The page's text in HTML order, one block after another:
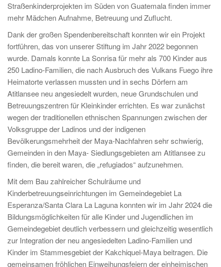
Straßenkinderprojekten im Süden von Guatemala finden immer
mehr Mädchen Aufnahme, Betreuung und Zuflucht.
Dank der großen Spendenbereitschaft konnten wir ein Projekt
fortführen, das von unserer Stiftung im Jahr 2022 begonnen
wurde. Damals konnte La Sonrisa für mehr als 700 Kinder aus
250 Ladino-Familien, die nach Ausbruch des Vulkans Fuego ihre
Heimatorte verlassen mussten und in sechs Dörfern am
Atitlansee neu angesiedelt wurden, neue Grundschulen und
Betreuungszentren für Kleinkinder errichten. Es war zunächst
wegen der traditionellen ethnischen Spannungen zwischen der
Volksgruppe der Ladinos und der indigenen
Bevölkerungsmehrheit der Maya-Nachfahren sehr schwierig,
Gemeinden in den Maya- Siedlungsgebieten am Atitlansee zu
finden, die bereit waren, die „refugiados“ aufzunehmen.
Mit dem Bau zahlreicher Schulräume und
Kinderbetreuungseinrichtungen im Gemeindegebiet La
Esperanza/Santa Clara La Laguna konnten wir im Jahr 2024 die
Bildungsmöglichkeiten für alle Kinder und Jugendlichen im
Gemeindegebiet deutlich verbessern und gleichzeitig wesentlich
zur Integration der neu angesiedelten Ladino-Familien und
Kinder im Stammesgebiet der Kakchiquel-Maya beitragen. Die
gemeinsamen fröhlichen Einweihungsfeiern der einheimischen